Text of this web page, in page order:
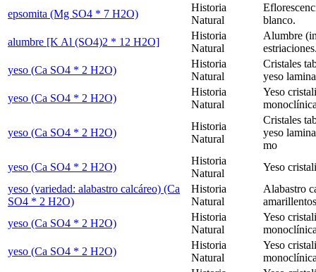
epsomita (Mg SO4 * 7 H2O)
Historia
Natural
blanco.
alumbre [K Al (SO4)2 * 12 H2O]
Historia
Natural
Alumbre
yeso (Ca SO4 * 2 H2O)
Historia
Natural
Cristales
yeso
yeso (Ca SO4 * 2 H2O)
Historia
Natural
Yeso
yeso (Ca SO4 * 2 H2O)
Historia
Natural
Cristales
yeso
mo
yeso (Ca SO4 * 2 H2O)
Historia
Natural
Yeso
yeso (variedad: alabastro calcáreo) (Ca
SO4 * 2 H2O)
Historia
Natural
Alabastro
yeso (Ca SO4 * 2 H2O)
Historia
Natural
Yeso
yeso (Ca SO4 * 2 H2O)
Historia
Natural
Yeso